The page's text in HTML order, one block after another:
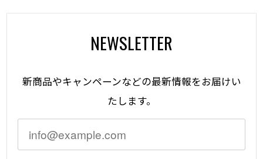
NEWSLETTER
新商品やキャンペーンなどの最新情報をお届けい
たします。